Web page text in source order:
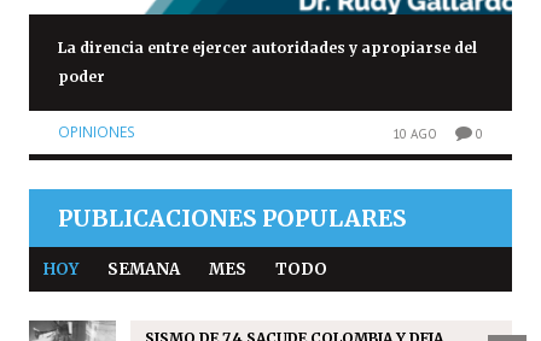
La direncia entre ejercer autoridades y apropiarse del
poder
OPINIONES 10 AGO 0
PUBLICACIONES POPULARES
HOY SEMANA MES TODO